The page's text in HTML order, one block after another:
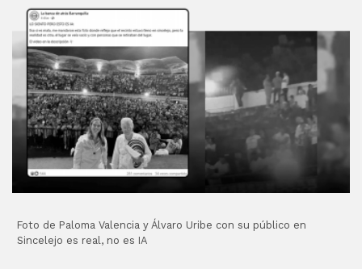
Foto de Paloma Valencia y Álvaro Uribe con su público en
Sincelejo es real, no es IA